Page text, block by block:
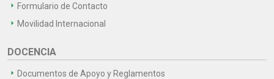
Formulario de Contacto
Movilidad Internacional
DOCENCIA
Documentos de Apoyo y Reglamentos